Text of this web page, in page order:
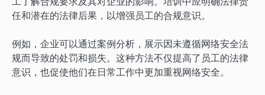
任和潜在的法律后果，以增强员工的合规意识。
例如，企业可以通过案例分析，展示因未遵循网络安全法
规而导致的处罚和损失。这种方法不仅提高了员工的法律
意识，也促使他们在日常工作中更加重视网络安全。